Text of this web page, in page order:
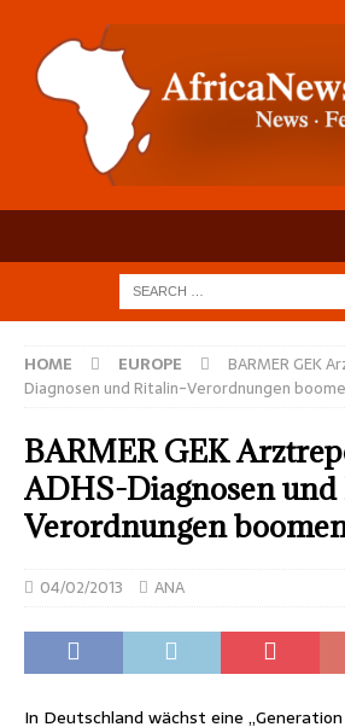
HOME EUROPE
BARMER GEK
Diagnosen und Ritalin-Verordnungen
BARMER GEK
ADHS-Diagnosen
Verordnungen
04/02/2013 ANA
In Deutschland wächst eine